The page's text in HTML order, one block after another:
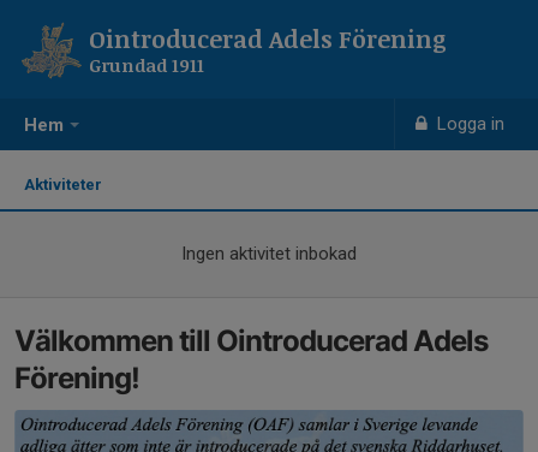
Hem Logga in
Ointroducerad Adels Förening
Grundad 1911
Aktiviteter
Ingen aktivitet inbokad
Välkommen till Ointroducerad Adels
Förening!